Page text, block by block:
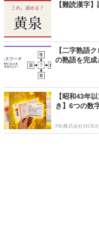
【難読漢字
【二字熟語
の熟語を完成
【昭和43年
き】6つの数
PR(株式会社MURA)